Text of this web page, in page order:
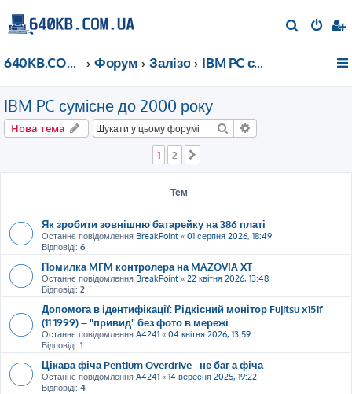
о
640KB.COM.UA Форум Залізо IBM PC сумісне до 2000 року
IBM PC сумісне до 2000 року
Нова тема Пошук
1 2
Тем
Як зробити зовнішню батарейку на 386 платі
Останнє повідомлення BreakPoint « 01 серпня 2026, 18:49
Відповіді: 6
Помилка MFM контролера на MAZOVIA XT
Останнє повідомлення BreakPoint « 22 квітня 2026, 13:48
Відповіді: 2
Допомога в ідентифікації: Рідкісний монітор Fujitsu x151f
(11.1999) – "привид" без фото в мережі
Останнє повідомлення A4241 « 04 квітня 2026, 13:59
Відповіді: 1
Цікава фіча Pentium Overdrive - не баг а фіча
Останнє повідомлення A4241 « 14 вересня 2025, 19:22
Відповіді: 4